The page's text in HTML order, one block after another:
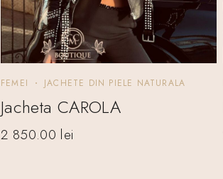
FEMEI JACHETE DIN PIELE NATURALA
Jacheta CAROLA
2 850.00 lei